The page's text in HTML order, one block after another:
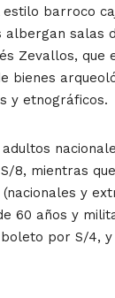
barroco
albergan salas
Zevallos, que
bienes
y etnográficos.
8, mientras
y
60 años y
por S/4,